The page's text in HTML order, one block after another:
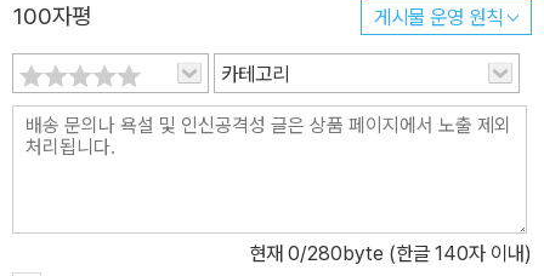
100자평 게시물 운영 원칙
카테고리
현재 0/280byte (한글 140자 이내)